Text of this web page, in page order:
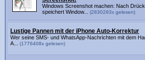
Windows Screenshot machen: Nach
speichert Window... (2830293x gelesen)
Lustige Pannen mit der iPhone Auto-Korrektur
Wer seine SMS- und WhatsApp-Nachrichten mit dem
A... (1776408x gelesen)